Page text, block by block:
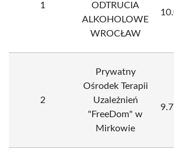
1
ODTRUCIA
ALKOHOLOWE
WROCŁAW
2
Prywatny
Ośrodek Terapii
Uzależnień
"FreeDom" w
Mirkowie